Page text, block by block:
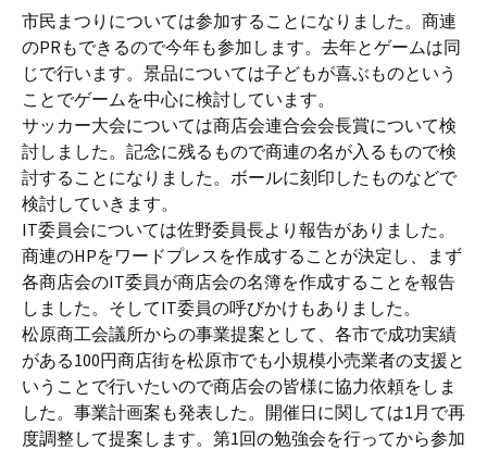
市民まつりについては参加することになりました。商連
のPRもできるので今年も参加します。去年とゲームは同
じで行います。景品については子どもが喜ぶものという
ことでゲームを中心に検討しています。
サッカー大会については商店会連合会会長賞について検
討しました。記念に残るもので商連の名が入るもので検
討することになりました。ボールに刻印したものなどで
検討していきます。
IT委員会については佐野委員長より報告がありました。
商連のHPをワードプレスを作成することが決定し、まず
各商店会のIT委員が商店会の名簿を作成することを報告
しました。そしてIT委員の呼びかけもありました。
松原商工会議所からの事業提案として、各市で成功実績
がある100円商店街を松原市でも小規模小売業者の支援と
いうことで行いたいので商店会の皆様に協力依頼をしま
した。事業計画案も発表した。開催日に関しては1月で再
度調整して提案します。第1回の勉強会を行ってから参加